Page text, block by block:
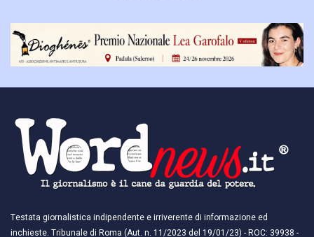
Testata giornalistica indipendente e irriverente di informazione ed
inchieste. Tribunale di Roma (Aut. n. 11/2023 del 19/01/23) - ROC: 39938 -